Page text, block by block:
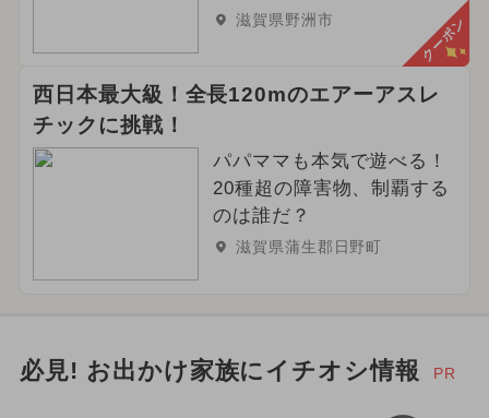
滋賀県野洲市 クーポン
西日本最大級！全長120mのエアーアスレ
チックに挑戦！
パパママも本気で遊べる！
20種超の障害物、制覇する
のは誰だ？
滋賀県蒲生郡日野町
必見! お出かけ家族にイチオシ情報 PR